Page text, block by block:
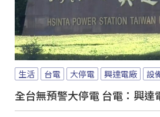
生活 台電 大停電 興達電廠 設
全台無預警大停電 台電：興達